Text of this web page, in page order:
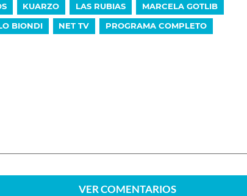
KUARZO LAS RUBIAS
MARCELA GOTLIB
BIONDI NET TV
PROGRAMA COMPLETO
VERCOMENTARIOS